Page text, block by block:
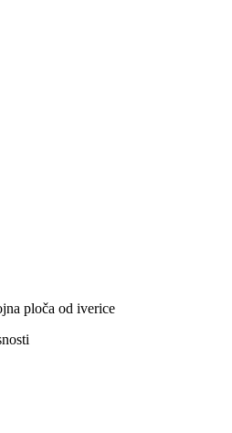
ploča od iverice